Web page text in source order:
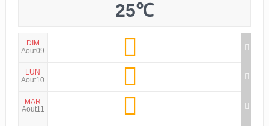
25℃
DIM
Aout09
LUN
Aout10
MAR
Aout11